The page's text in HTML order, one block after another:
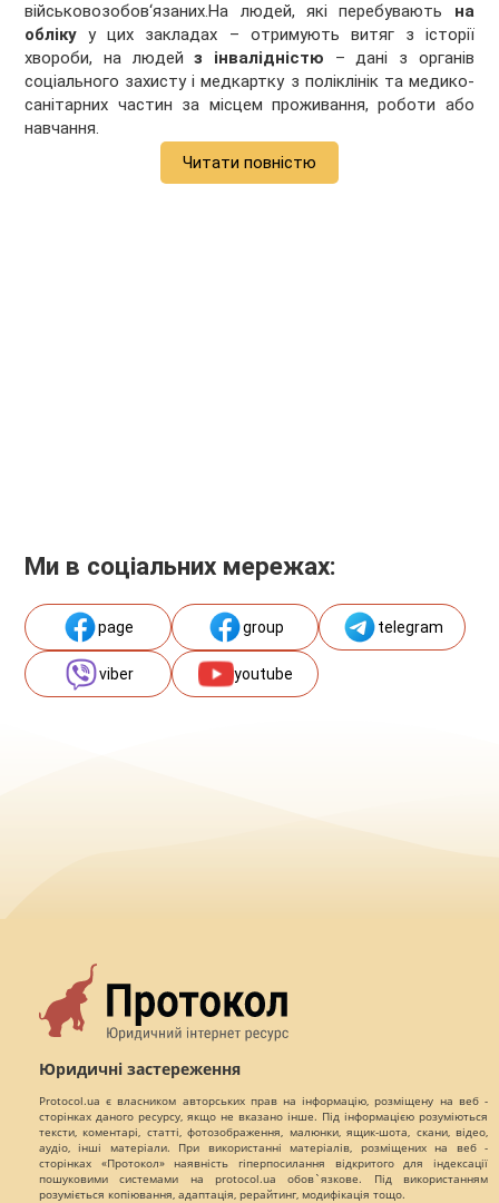
військовозобов‘язаних.На людей, які перебувають на
обліку у цих закладах – отримують витяг з історії
хвороби, на людейз інвалідністю – дані з органів
соціального захисту і медкартку з поліклінік та медико-
санітарних частин за місцем проживання, роботи або
навчання.
Читати повністю
Ми в соціальних мережах:
page group telegram
viber youtube
Юридичні застереження
Protocol.ua є власником авторських прав на інформацію, розміщену на веб -
сторінках даного ресурсу, якщо не вказано інше. Під інформацією розуміються
тексти, коментарі, статті, фотозображення, малюнки, ящик-шота, скани, відео,
аудіо, інші матеріали. При використанні матеріалів, розміщених на веб -
сторінках «Протокол» наявність гіперпосилання відкритого для індексації
пошуковими системами на protocol.ua обов`язкове. Під використанням
розуміється копіювання, адаптація, рерайтинг, модифікація тощо.